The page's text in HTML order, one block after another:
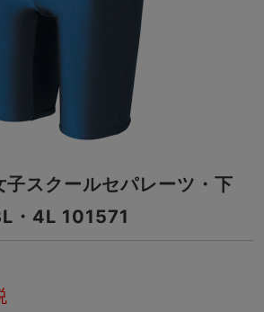
子スクールセパレーツ・下
・4L 101571